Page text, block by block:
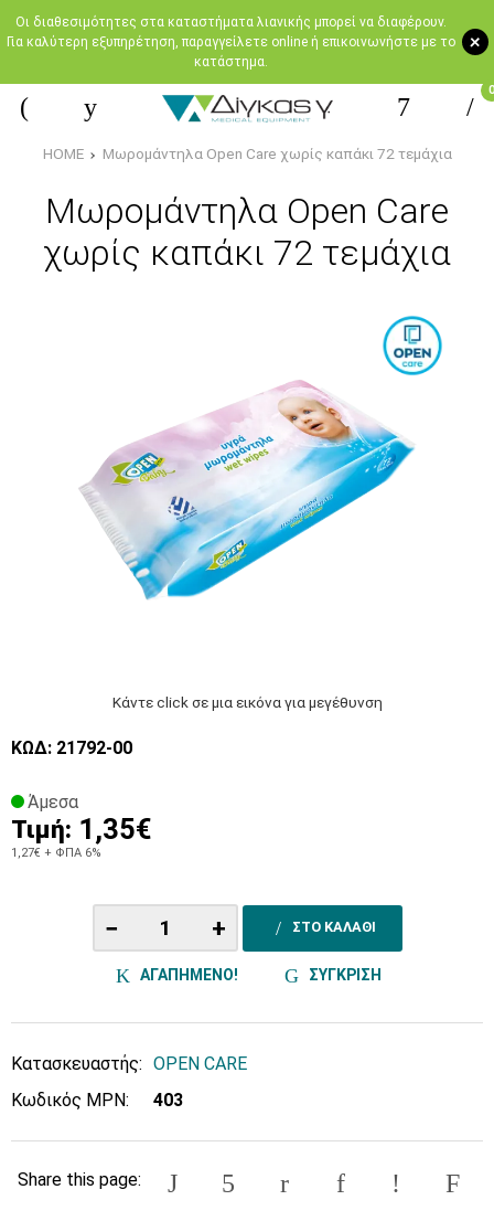
+
Oι διαθεσιμότητες στα καταστήματα λιανικής μπορεί να διαφέρουν.
Για καλύτερη εξυπηρέτηση, παραγγείλετε online ή επικοινωνήστε με το
κατάστημα.
0
HOME Μωρομάντηλα Open Care χωρίς καπάκι 72 τεμάχια
Μωρομάντηλα Open Care
χωρίς καπάκι 72 τεμάχια
Κάντε click σε μια εικόνα για μεγέθυνση
ΚΩΔ: 21792-00
Άμεσα
Τιμή: 1,35€
1,27€ + ΦΠΑ 6%
− + ΣΤΟ ΚΑΛΑΘΙ
ΑΓΑΠΗΜΕΝΟ! ΣΥΓΚΡΙΣΗ
Κατασκευαστής: OPEN CARE
Κωδικός MPN:
403
Share this page: